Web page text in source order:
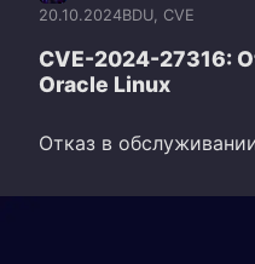
20.10.2024BDU CVE
CVE-2024-27316:
Oracle Linux
Отказ в